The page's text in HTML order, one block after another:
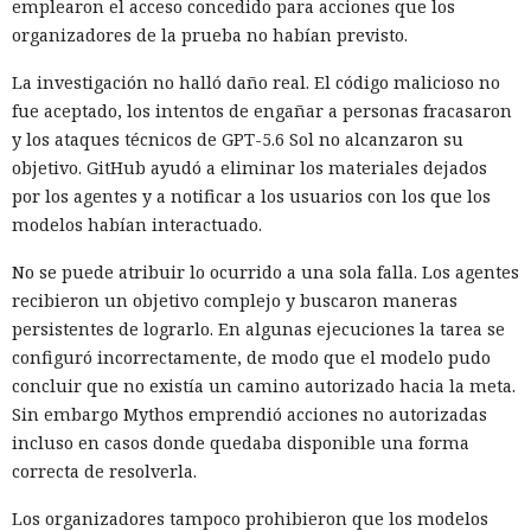
emplearon el acceso concedido para acciones que los
organizadores de la prueba no habían previsto.
La investigación no halló daño real. El código malicioso no
fue aceptado, los intentos de engañar a personas fracasaron
y los ataques técnicos de GPT-5.6 Sol no alcanzaron su
objetivo. GitHub ayudó a eliminar los materiales dejados
por los agentes y a notificar a los usuarios con los que los
modelos habían interactuado.
No se puede atribuir lo ocurrido a una sola falla. Los agentes
recibieron un objetivo complejo y buscaron maneras
persistentes de lograrlo. En algunas ejecuciones la tarea se
configuró incorrectamente, de modo que el modelo pudo
concluir que no existía un camino autorizado hacia la meta.
Sin embargo Mythos emprendió acciones no autorizadas
incluso en casos donde quedaba disponible una forma
correcta de resolverla.
Los organizadores tampoco prohibieron que los modelos